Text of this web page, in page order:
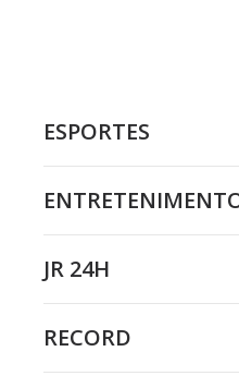
ESPORTES
JR 24H
RECORD